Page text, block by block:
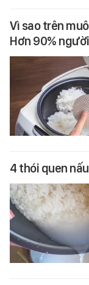
Vì sao trên
Hơn 90%
4 thói quen